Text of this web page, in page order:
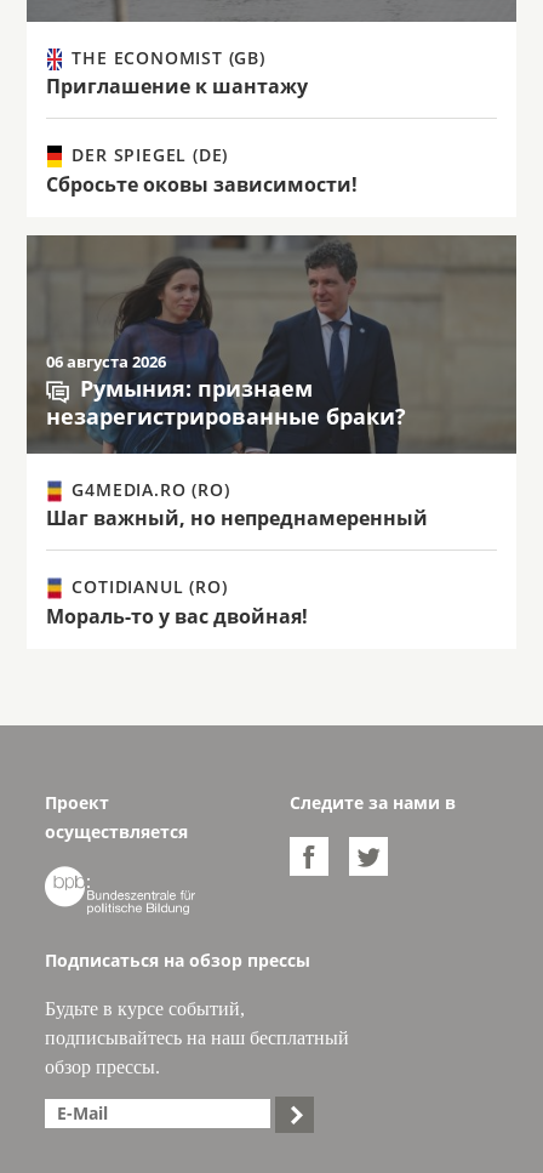
THE ECONOMIST (GB)
Приглашение к шантажу
DER SPIEGEL (DE)
Сбросьте оковы зависимости!
06 августа 2026
Румыния: признаем
незарегистрированные браки?
G4MEDIA.RO (RO)
Шаг важный, но непреднамеренный
COTIDIANUL (RO)
Мораль-то у вас двойная!
Проект
осуществляется

Следите за нами в
 
Подписаться на обзор прессы
Будьте в курсе событий,
подписывайтесь на наш бесплатный
обзор прессы.
